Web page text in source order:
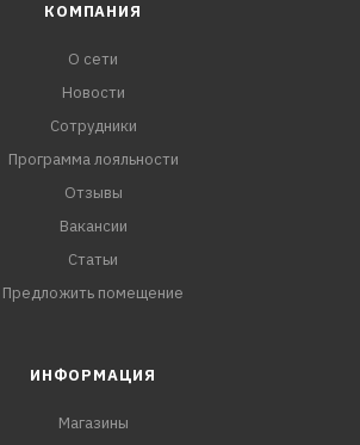
КОМПАНИЯ
О сети
Новости
Сотрудники
Программа лояльности
Отзывы
Вакансии
Статьи
Предложить помещение
ИНФОРМАЦИЯ
Магазины